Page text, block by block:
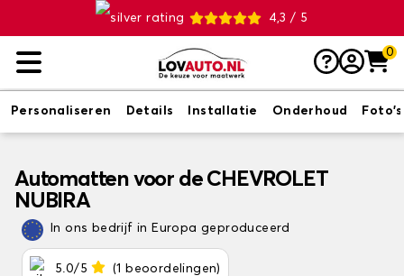
4,3 / 5
0
Personaliseren Details Installatie Onderhoud Foto's
Automatten voor de CHEVROLET
NUBIRA
In ons bedrijf in Europa geproduceerd
5.0/5 (1 beoordelingen)